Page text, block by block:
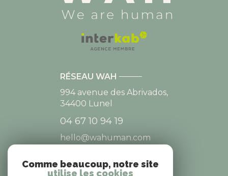
RÉSEAU WAH
994 avenue des Abrivados,
34400 Lunel
04 67 10 94 19
hello@wahuman.com
Comme beaucoup, notre site
utilise les cookies